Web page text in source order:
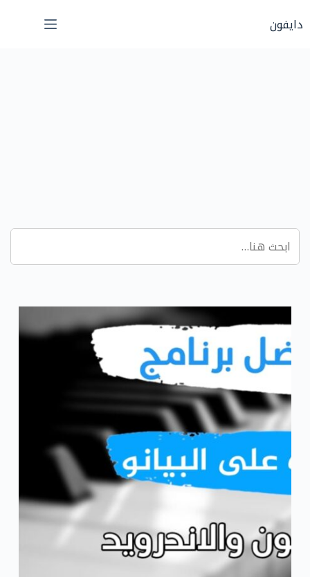
إلىدايفون